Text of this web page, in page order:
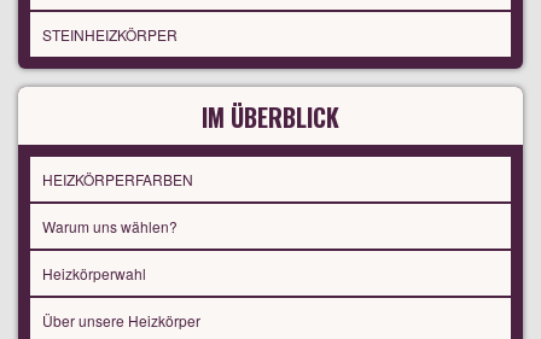
STEINHEIZKÖRPER
IM ÜBERBLICK
HEIZKÖRPERFARBEN
Warum uns wählen?
Heizkörperwahl
Über unsere Heizkörper